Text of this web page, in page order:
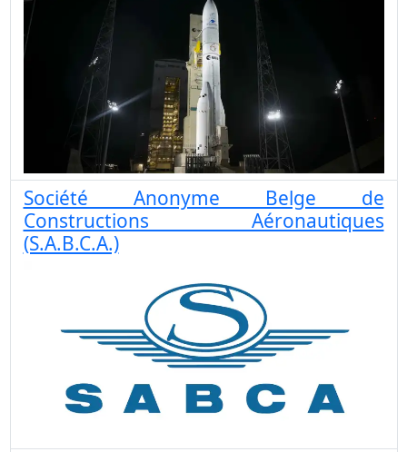
Société Anonyme Belge de
Constructions Aéronautiques
(S.A.B.C.A.)